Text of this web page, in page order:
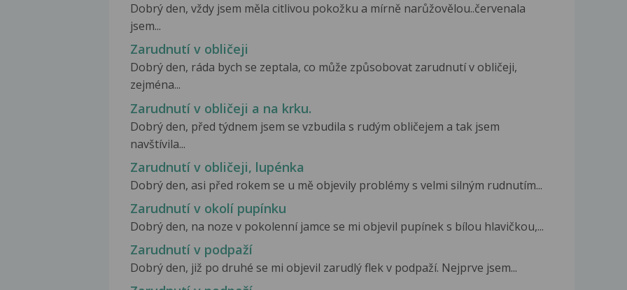
Dobrý den, vždy jsem měla citlivou pokožku a mírně narůžovělou..červenala
jsem...
Zarudnutí v obličeji
Dobrý den, ráda bych se zeptala, co může způsobovat zarudnutí v obličeji,
zejména...
Zarudnutí v obličeji a na krku.
Dobrý den, před týdnem jsem se vzbudila s rudým obličejem a tak jsem
navštívila...
Zarudnutí v obličeji, lupénka
Dobrý den, asi před rokem se u mě objevily problémy s velmi silným rudnutím...
Zarudnutí v okolí pupínku
Dobrý den, na noze v pokolenní jamce se mi objevil pupínek s bílou hlavičkou,...
Zarudnutí v podpaží
Dobrý den, již po druhé se mi objevil zarudlý flek v podpaží. Nejprve jsem...